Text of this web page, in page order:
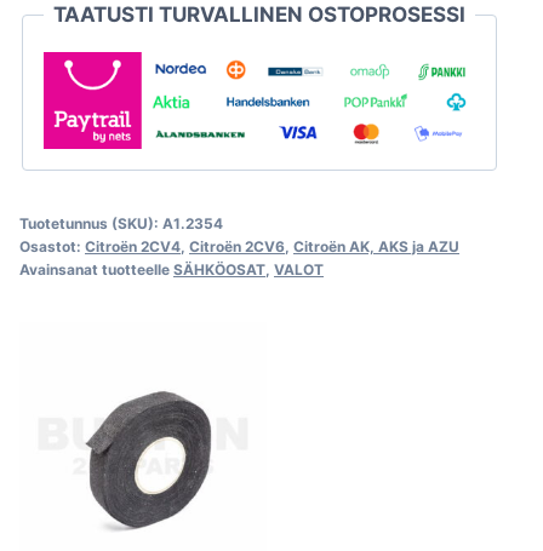
2CV
määrä
TAATUSTI TURVALLINEN OSTOPROSESSI
Tuotetunnus (SKU): A1.2354
Osastot: Citroën 2CV4 Citroën 2CV6 Citroën AK, AKS ja AZU
Avainsanat tuotteelle SÄHKÖOSAT VALOT